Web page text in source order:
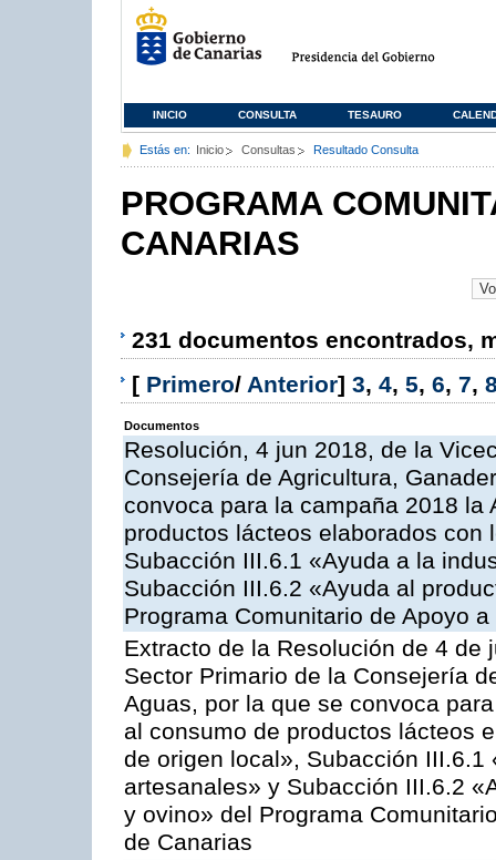
INICIO CONSULTA TESAURO
Estás en: Inicio Consultas Resultado Consulta
PROGRAMA
CANARIAS
231 documentos encontrados,
[ Primero/ Anterior] 3, 4, 5, 6, 7,
Documentos
Resolución, 4 jun 2018, de la
Consejería de Agricultura,
convoca para la campaña 2018
productos lácteos elaborados
Subacción III.6.1 «Ayuda a la
Subacción III.6.2 «Ayuda al
Programa Comunitario de Apoyo
Extracto de la Resolución de 4
Sector Primario de la Consejería
Aguas, por la que se convoca
al consumo de productos lácteos
de origen local», Subacción
artesanales» y Subacción III.6.2
y ovino» del Programa
de Canarias